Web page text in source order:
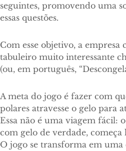
seguintes, promovendo uma
essas questões.
Com esse objetivo, a
tabuleiro muito interessante
(ou, em português,
A meta do jogo é fazer com
polares atravesse o gelo para
Essa não é uma viagem fácil:
com gelo de verdade,
O jogo se transforma em